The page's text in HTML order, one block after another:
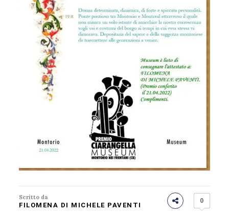
Scritto da
FILOMENA DI MICHELE PAVENTI
0